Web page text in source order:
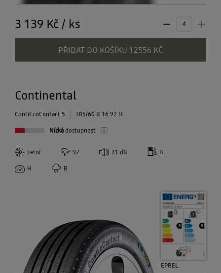
3 139 Kč / ks
PŘIDAT DO KOŠÍKU 12556 KČ
Continental
ContiEcoContact 5 205/60 R 16 92 H
Nízkádostupnost
Letní 92 71 dB B
H B
EPREL